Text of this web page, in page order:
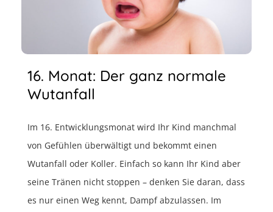
16. Monat: Der ganz normale
Wutanfall
Im 16. Entwicklungsmonat wird Ihr Kind manchmal
von Gefühlen überwältigt und bekommt einen
Wutanfall oder Koller. Einfach so kann Ihr Kind aber
seine Tränen nicht stoppen – denken Sie daran, dass
es nur einen Weg kennt, Dampf abzulassen. Im